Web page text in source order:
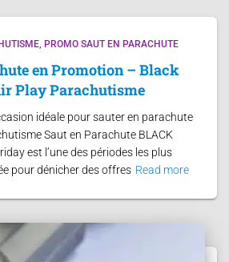
PROMO SAUT EN PARACHUTE
en Promotion – Black
Play Parachutisme
idéale pour sauter en parachute
Saut en Parachute BLACK
est l’une des périodes les plus
pour dénicher des offres Read more